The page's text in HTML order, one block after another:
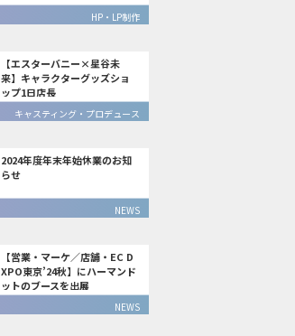
HP・LP制作
【エスターバニー×星谷未
来】キャラクターグッズショ
ップ1日店長
キャスティング・プロデュース
2024年度年末年始休業のお知
らせ
NEWS
【営業・マーケ／店舗・EC D
XPO東京’24秋】にハーマンド
ットのブースを出展
NEWS